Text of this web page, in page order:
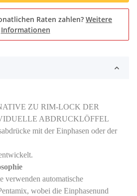
Raten zahlen? Weitere
Informationen
ZU RIM-LOCK DER
ABDRUCKLÖFFEL
mit der Einphasen oder der
verwenden automatische
wobei die Einphasenund